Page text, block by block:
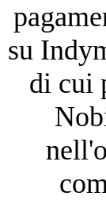
su
di cui